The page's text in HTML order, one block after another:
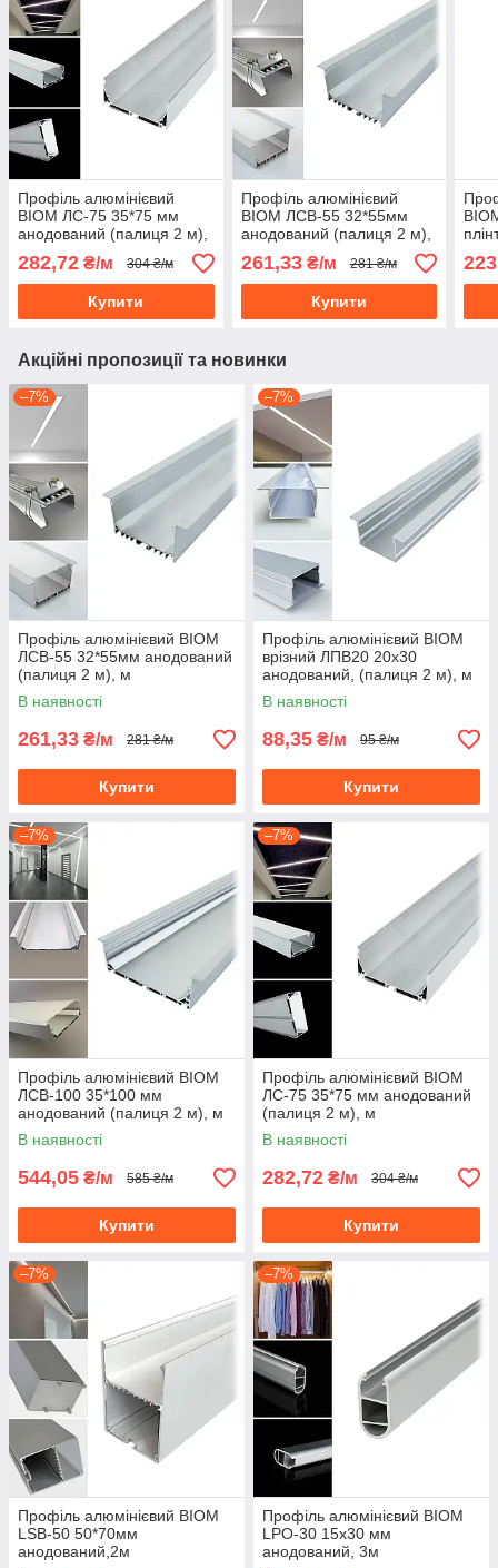
Профіль алюмінієвий
BIOM ЛС-75 35*75 мм
анодований (палиця 2 м),
м
282,72 ₴/м 304 ₴/м
Купити
Профіль алюмінієвий
BIOM ЛСВ-55 32*55мм
анодований (палиця 2 м),
м
261,33₴/м 281 ₴/м
Купити
м),
Акційні пропозиції та новинки
–7%
Профіль алюмінієвий BIOM
ЛСВ-55 32*55мм анодований
(палиця 2 м), м
В наявності
261,33 ₴/м 281 ₴/м
Купити
–7%
Профіль алюмінієвий BIOM
врізний ЛПВ20 20х30
анодований, (палиця 2 м), м
В наявності
88,35 ₴/м 95 ₴/м
Купити
–7%
Профіль алюмінієвий BIOM
ЛСВ-100 35*100 мм
анодований (палиця 2 м), м
В наявності
544,05 ₴/м 585 ₴/м
Купити
–7%
Профіль алюмінієвий BIOM
ЛС-75 35*75 мм анодований
(палиця 2 м), м
В наявності
282,72 ₴/м 304 ₴/м
Купити
–7%
Профіль алюмінієвий BIOM
LSB-50 50*70мм
анодований,2м
–7%
Профіль алюмінієвий BIOM
LPO-30 15х30 мм
анодований, 3м